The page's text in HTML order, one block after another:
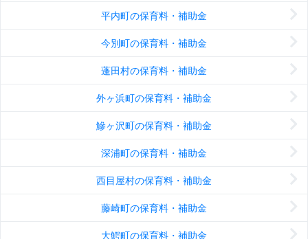
平内町の保育料・補助金
今別町の保育料・補助金
蓬田村の保育料・補助金
外ヶ浜町の保育料・補助金
鰺ヶ沢町の保育料・補助金
深浦町の保育料・補助金
西目屋村の保育料・補助金
藤崎町の保育料・補助金
大鰐町の保育料・補助金